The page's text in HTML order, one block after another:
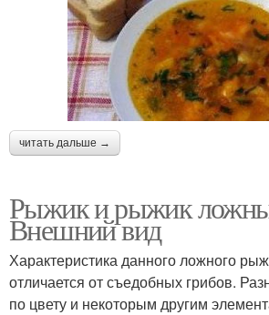
читать дальше →
Рыжик и рыжик
Внешний вид
Характеристика данного ложного
отличается от съедобных грибов.
по цвету и некоторым другим